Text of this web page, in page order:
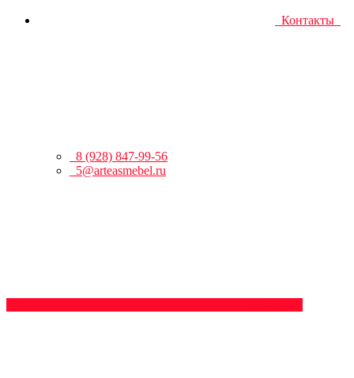
Контакты
8 (928) 847-99-56
5@arteasmebel.ru